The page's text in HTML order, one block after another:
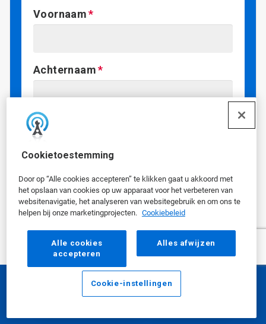
Cookietoestemming
Door op “Alle cookies accepteren” te klikken gaat u akkoord met
het opslaan van cookies op uw apparaat voor het verbeteren van
websitenavigatie, het analyseren van websitegebruik en om ons te
helpen bij onze marketingprojecten. Cookiebeleid
Alle cookies
accepteren
Alles afwijzen
Cookie-instellingen
Voornaam
Achternaam
Titel/functie
E-mailadres
Telefoonnummer
E-mailadres